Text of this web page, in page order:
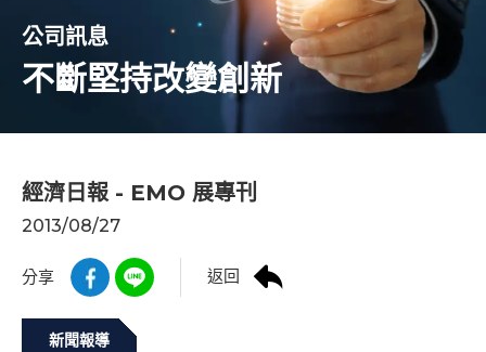
公司訊息
不斷堅持改變創新
經濟日報 - EMO 展專刊
2013/08/27
分享 返回
新聞報導